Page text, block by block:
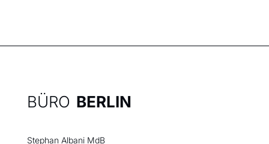
BÜRO BERLIN
Stephan Albani MdB